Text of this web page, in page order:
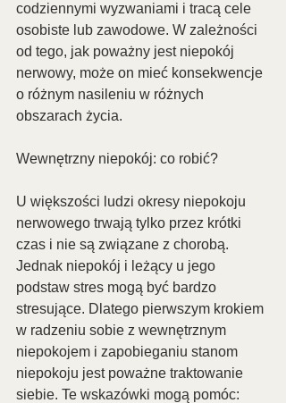
codziennymi wyzwaniami i tracą cele
osobiste lub zawodowe. W zależności
od tego, jak poważny jest niepokój
nerwowy, może on mieć konsekwencje
o różnym nasileniu w różnych
obszarach życia.
Wewnętrzny niepokój: co robić?
U większości ludzi okresy niepokoju
nerwowego trwają tylko przez krótki
czas i nie są związane z chorobą.
Jednak niepokój i leżący u jego
podstaw stres mogą być bardzo
stresujące. Dlatego pierwszym krokiem
w radzeniu sobie z wewnętrznym
niepokojem i zapobieganiu stanom
niepokoju jest poważne traktowanie
siebie. Te wskazówki mogą pomóc: